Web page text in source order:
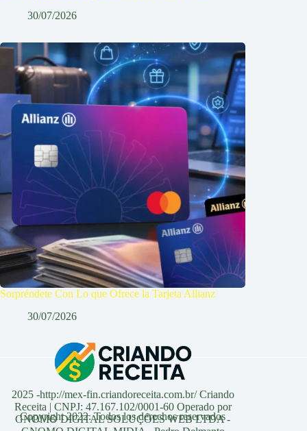
30/07/2026
Sorpréndete Con Lo que Ofrece la Tarjeta Allianz
30/07/2026
Copyright 2022. Todos los derechos reservados
2025 -http://mex-fin.criandoreceita.com.br/ Criando
Receita | CNPJ: 47.167.102/0001-60 Operado por
GNOMO DIGITAL SOLUÇÕES WEB LTDA -